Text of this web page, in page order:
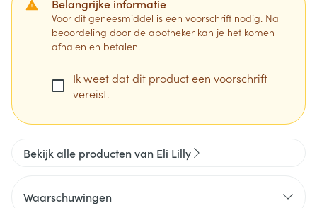
Belangrijke informatie
Voor dit geneesmiddel is een voorschrift nodig. Na
beoordeling door de apotheker kan je het komen
afhalen en betalen.
Ik weet dat dit product een voorschrift
vereist.
Bekijk alle producten van Eli Lilly
Waarschuwingen